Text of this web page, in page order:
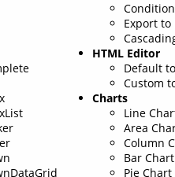
Export to
HTML Editor
Default
Custom
Charts
Line
Area
Column
Bar Chart
Pie Chart